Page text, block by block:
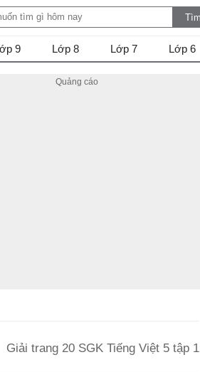
9 Lớp 8 Lớp 7 Lớp 6
Giải trang 20 SGK Tiếng Việt 5 tập 1